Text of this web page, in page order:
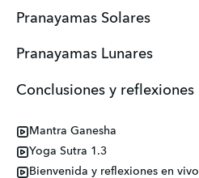
Pranayamas Solares
Pranayamas Lunares
Conclusiones y reflexiones
Mantra Ganesha
Yoga Sutra 1.3
Bienvenida y reflexiones en vivo